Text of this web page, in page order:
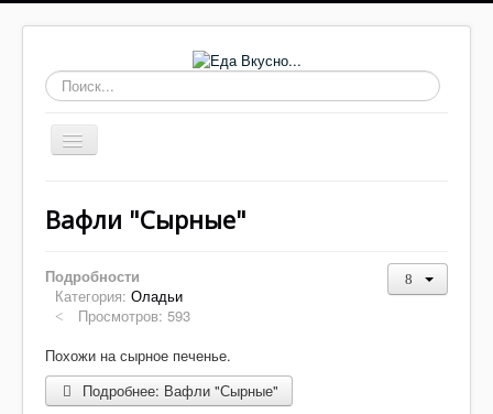
Искать...
Включить/
выключить
Выпечка
Супы
Соусы, заправки
Салаты
Вафли "Сырные"
Подробности
Категория: Оладьи
Просмотров: 593
Похожи на сырное печенье.
Подробнее: Вафли "Сырные"